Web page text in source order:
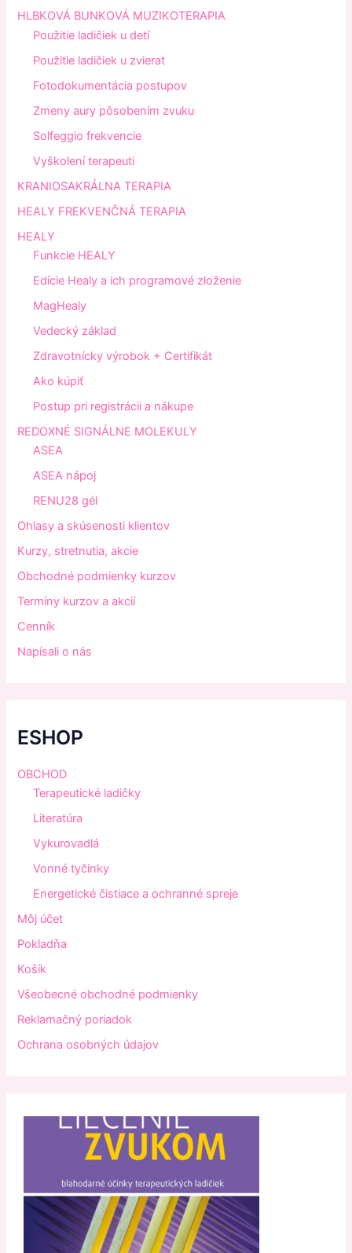
HLBKOVÁ BUNKOVÁ MUZIKOTERAPIA
Použitie ladičiek u detí
Použitie ladičiek u zvierat
Fotodokumentácia postupov
Zmeny aury pôsobením zvuku
Solfeggio frekvencie
Vyškolení terapeuti
KRANIOSAKRÁLNA TERAPIA
HEALY FREKVENČNÁ TERAPIA
HEALY
Funkcie HEALY
Edície Healy a ich programové zloženie
MagHealy
Vedecký základ
Zdravotnícky výrobok + Certifikát
Ako kúpiť
Postup pri registrácii a nákupe
REDOXNÉ SIGNÁLNE MOLEKULY
ASEA
ASEA nápoj
RENU28 gél
Ohlasy a skúsenosti klientov
Kurzy, stretnutia, akcie
Obchodné podmienky kurzov
Termíny kurzov a akcií
Cenník
Napísali o nás
ESHOP
OBCHOD
Terapeutické ladičky
Literatúra
Vykurovadlá
Vonné tyčinky
Energetické čistiace a ochranné spreje
Môj účet
Pokladňa
Košík
Všeobecné obchodné podmienky
Reklamačný poriadok
Ochrana osobných údajov